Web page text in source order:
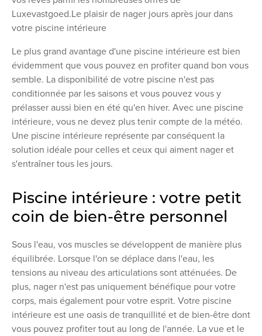
Luxevastgoed.Le plaisir de nager jours après jour dans
votre piscine intérieure
Le plus grand avantage d'une piscine intérieure est bien
évidemment que vous pouvez en profiter quand bon vous
semble. La disponibilité de votre piscine n'est pas
conditionnée par les saisons et vous pouvez vous y
prélasser aussi bien en été qu'en hiver. Avec une piscine
intérieure, vous ne devez plus tenir compte de la météo.
Une piscine intérieure représente par conséquent la
solution idéale pour celles et ceux qui aiment nager et
s'entraîner tous les jours.
Piscine intérieure : votre petit
coin de bien-être personnel
Sous l'eau, vos muscles se développent de manière plus
équilibrée. Lorsque l'on se déplace dans l'eau, les
tensions au niveau des articulations sont atténuées. De
plus, nager n'est pas uniquement bénéfique pour votre
corps, mais également pour votre esprit. Votre piscine
intérieure est une oasis de tranquillité et de bien-être dont
vous pouvez profiter tout au long de l'année. La vue et le